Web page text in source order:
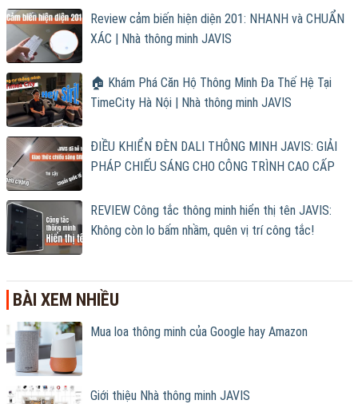
Review cảm biến hiện diện 201: NHANH và CHUẨN
XÁC | Nhà thông minh JAVIS
🏠 Khám Phá Căn Hộ Thông Minh Đa Thế Hệ Tại
TimeCity Hà Nội | Nhà thông minh JAVIS
ĐIỀU KHIỂN ĐÈN DALI THÔNG MINH JAVIS: GIẢI
PHÁP CHIẾU SÁNG CHO CÔNG TRÌNH CAO CẤP
REVIEW Công tắc thông minh hiển thị tên JAVIS:
Không còn lo bấm nhầm, quên vị trí công tắc!
BÀI XEM NHIỀU
Mua loa thông minh của Google hay Amazon
Giới thiệu Nhà thông minh JAVIS